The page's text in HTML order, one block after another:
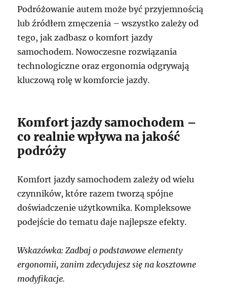
Podróżowanie autem może być przyjemnością
lub źródłem zmęczenia – wszystko zależy od
tego, jak zadbasz o komfort jazdy
samochodem. Nowoczesne rozwiązania
technologiczne oraz ergonomia odgrywają
kluczową rolę w komforcie jazdy.
Komfort jazdy samochodem –
co realnie wpływa na jakość
podróży
Komfort jazdy samochodem zależy od wielu
czynników, które razem tworzą spójne
doświadczenie użytkownika. Kompleksowe
podejście do tematu daje najlepsze efekty.
Wskazówka: Zadbaj o podstawowe elementy
ergonomii, zanim zdecydujesz się na kosztowne
modyfikacje.